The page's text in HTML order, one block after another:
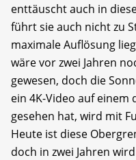
enttäuscht auch in
führt sie auch nicht zu
maximale Auflösung
wäre vor zwei Jahren
gewesen, doch die
ein 4K-Video auf einem
gesehen hat, wird mit
Heute ist diese
doch in zwei Jahren